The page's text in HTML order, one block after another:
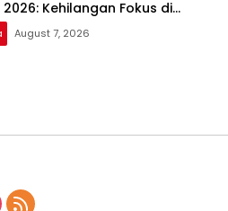
2026: Kehilangan Fokus di
August 7, 2026